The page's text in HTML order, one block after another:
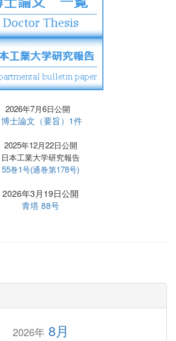
2026年7月6日公開
博士論文（要旨）1件
2025年12月22日公開
日本工業大学研究報告
55巻1号(通巻第178号)
2026年3月19日公開
青塔 88号
2026年8月